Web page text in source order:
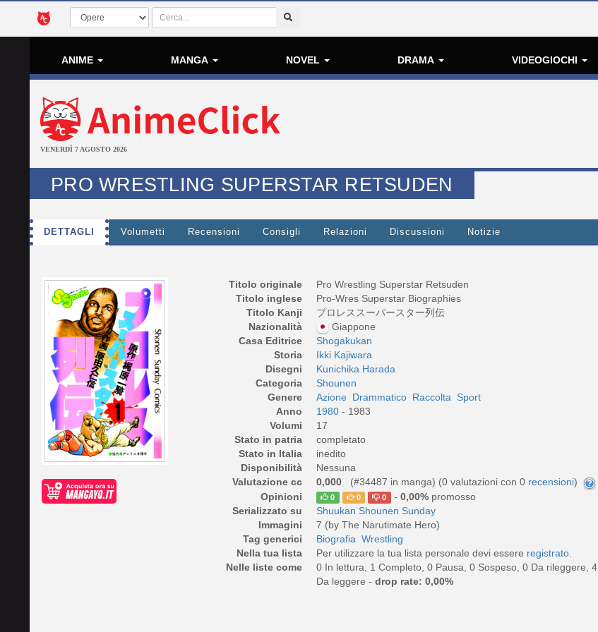
ANIME MANGA NOVEL DRAMA VIDEOGIOCHI
VENERDÌ 7 AGOSTO 2026
PRO WRESTLING SUPERSTAR RETSUDEN
DETTAGLI Volumetti Recensioni Consigli Relazioni Discussioni Notizie
Titolo originale
Pro Wrestling Superstar Retsuden
Titolo inglese
Pro-Wres Superstar Biographies
Titolo Kanji
プロレススーパースター列伝
Nazionalità
Giappone
Casa Editrice
Shogakukan
Storia
Ikki Kajiwara
Disegni
Kunichika Harada
Categoria
Shounen
Genere
Azione Drammatico Raccolta Sport
Anno
1980 - 1983
Volumi
17
Stato in patria
completato
Stato in Italia
inedito
Disponibilità
Nessuna
Valutazione cc
0,000 (#34487 in manga) (0 valutazioni con 0 recensioni)
Opinioni
0 0 0 - 0,00%promosso
Serializzato su
Shuukan Shounen Sunday
Immagini
7 (by The Narutimate Hero)
Tag generici
Biografia Wrestling
Nella tua lista
Per utilizzare la tua lista personale devi essere registrato
Nelle liste come
0 In lettura, 1 Completo, 0 Pausa, 0 Sospeso, 0 Da rileggere, 4
Da leggere - drop rate: 0,00%